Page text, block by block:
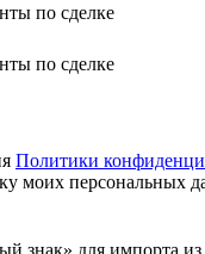
по сделке
по сделке
Политики
моих персональных
знак» для импорта